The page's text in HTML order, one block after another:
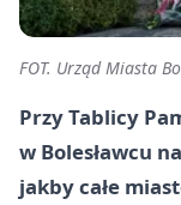
FOT. Urząd Miasta
Przy Tablicy
w Bolesławcu
jakby całe